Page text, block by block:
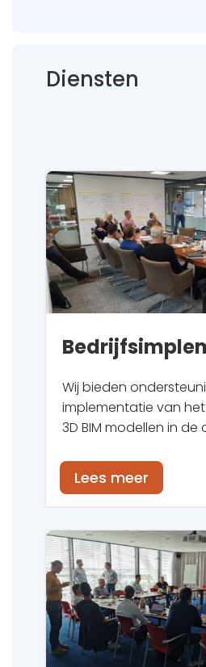
Diensten
Wij bieden
implementatie van
3D BIM modellen in de
Lees meer